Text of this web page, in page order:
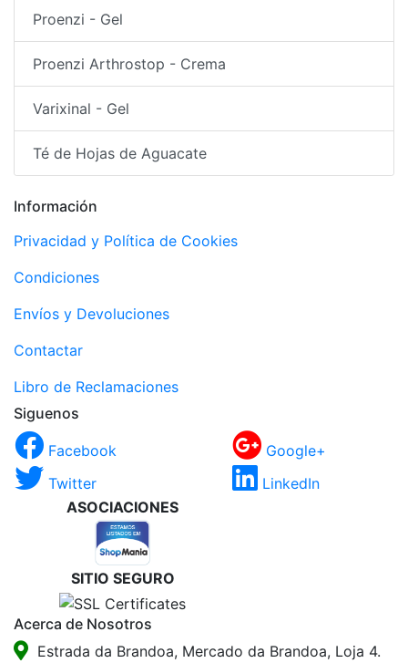
Proenzi - Gel
Proenzi Arthrostop - Crema
Varixinal - Gel
Té de Hojas de Aguacate
Información
Privacidad y Política de Cookies
Condiciones
Envíos y Devoluciones
Contactar
Libro de Reclamaciones
Siguenos
Facebook
Google+
Twitter
LinkedIn
ASOCIACIONES
SITIO SEGURO
Acerca de Nosotros
Estrada da Brandoa, Mercado da Brandoa, Loja 4.